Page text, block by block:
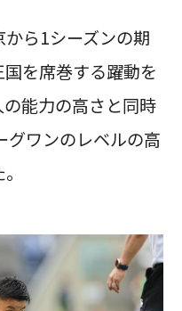
ら1シーズンの期
を席巻する躍動を
能力の高さと同時
グワンのレベルの高